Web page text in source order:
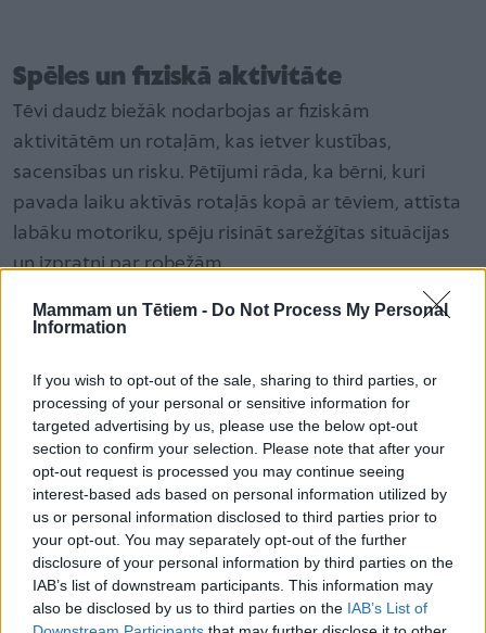
Mammam un Tētiem - Do Not Process My Personal
Information
If you wish to opt-out of the sale, sharing to third parties, or
processing of your personal or sensitive information for
targeted advertising by us, please use the below opt-out
section to confirm your selection. Please note that after your
opt-out request is processed you may continue seeing
interest-based ads based on personal information utilized by
us or personal information disclosed to third parties prior to
your opt-out. You may separately opt-out of the further
disclosure of your personal information by third parties on the
IAB’s list of downstream participants. This information may
also be disclosed by us to third parties on the IAB’s List of
Spēles un fiziskā aktivitāte
Tēvi daudz biežāk nodarbojas ar fiziskām
aktivitātēm un rotaļām, kas ietver kustības,
sacensības un risku. Pētījumi rāda, ka bērni, kuri
pavada laiku aktīvās rotaļās kopā ar tēviem, attīsta
labāku motoriku, spēju risināt sarežģītas situācijas
un izpratni par robežām.
Riska uzņemšanās un patstāvība
un pieņemt riskus, kas ir svarīgi bērna drosmes un
neatkarības veidošanai. Piemēram, ja bērns mācās
braukt ar divriteni,mamma, iespējams, paliks tuvāk
un aizsargās, kamēr tēvs varētu iedrošināt izmēģināt
patstāvīgāku braukšanu.
Noteikumu un disciplīnas ievērošana
Pētījumi rāda, katēvibiežāk uzsver disciplīnas un